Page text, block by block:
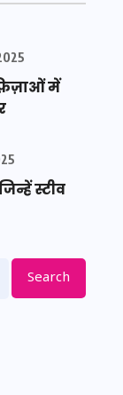
में
स्टीव
Search